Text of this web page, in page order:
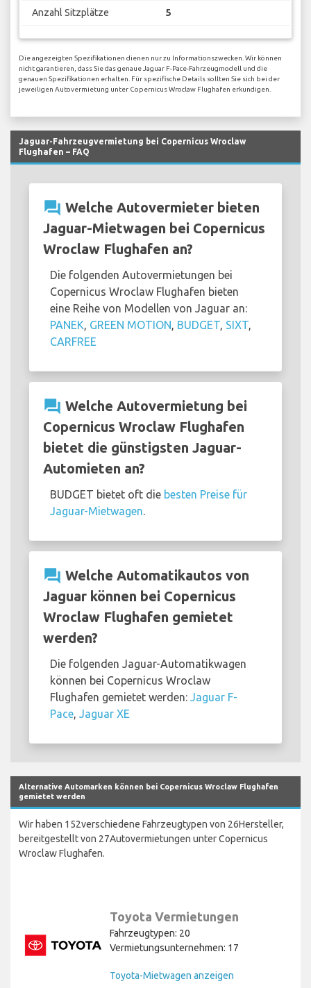
Anzahl Sitzplätze 5
Die angezeigten Spezifikationen dienen nur zu Informationszwecken. Wir können
nicht garantieren, dass Sie das genaue Jaguar F-Pace-Fahrzeugmodell und die
genauen Spezifikationen erhalten. Für spezifische Details sollten Sie sich bei der
jeweiligen Autovermietung unter Copernicus Wroclaw Flughafen erkundigen.
Jaguar-Fahrzeugvermietung bei Copernicus Wroclaw
Flughafen – FAQ
question_answer Welche Autovermieter bieten
Jaguar-Mietwagen bei Copernicus
Wroclaw Flughafen an?
Die folgenden Autovermietungen bei
Copernicus Wroclaw Flughafen bieten
eine Reihe von Modellen von Jaguar an:
PANEK GREEN MOTION BUDGET SIXT
CARFREE
question_answer Welche Autovermietung bei
Copernicus Wroclaw Flughafen
bietet die günstigsten Jaguar-
Automieten an?
BUDGET bietet oft die besten Preise für
Jaguar-Mietwagen
question_answer Welche Automatikautos von
Jaguar können bei Copernicus
Wroclaw Flughafen gemietet
werden?
Die folgenden Jaguar-Automatikwagen
können bei Copernicus Wroclaw
Flughafen gemietet werden: Jaguar F-
Pace
Jaguar XE
Alternative Automarken können bei Copernicus Wroclaw Flughafen
gemietet werden
Wir haben 152verschiedene Fahrzeugtypen von 26Hersteller,
bereitgestellt von 27Autovermietungen unter Copernicus
Wroclaw Flughafen.
Toyota Vermietungen
Fahrzeugtypen: 20
Vermietungsunternehmen: 17
Toyota-Mietwagen anzeigen